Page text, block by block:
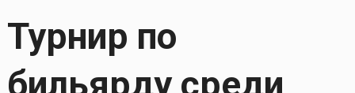
Турнир по